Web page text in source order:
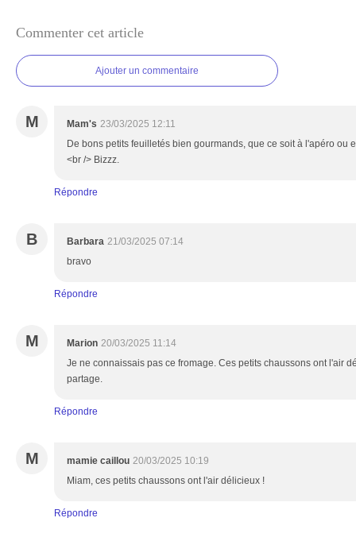
Commenter cet article
Ajouter un commentaire
M Mam's 23/03/2025 12:11
De bons petits feuilletés bien gourmands, que ce soit à l'apéro ou
<br /> Bizzz.
Répondre
B Barbara 21/03/2025 07:14
bravo
Répondre
M Marion 20/03/2025 11:14
Je ne connaissais pas ce fromage. Ces petits chaussons ont l'air
partage.
Répondre
M mamie caillou 20/03/2025 10:19
Miam, ces petits chaussons ont l'air délicieux !
Répondre